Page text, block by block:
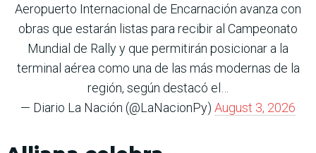
Aeropuerto Internacional de Encarnación avanza con
obras que estarán listas para recibir al Campeonato
Mundial de Rally y que permitirán posicionar a la
terminal aérea como una de las más modernas de la
región, según destacó el…
— Diario La Nación (@LaNacionPy) August 3, 2026